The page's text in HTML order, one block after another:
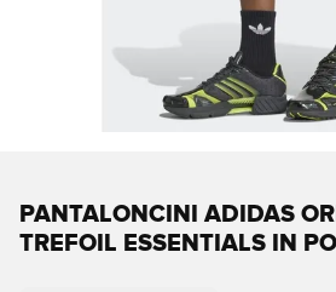
PANTALONCINI ADIDAS
TREFOIL ESSENTIALS IN